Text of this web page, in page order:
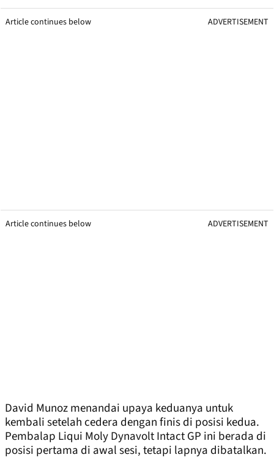
Article continues below ADVERTISEMENT
Article continues below ADVERTISEMENT
David Munoz menandai upaya keduanya untuk
kembali setelah cedera dengan finis di posisi kedua.
Pembalap Liqui Moly Dynavolt Intact GP ini berada di
posisi pertama di awal sesi, tetapi lapnya dibatalkan.